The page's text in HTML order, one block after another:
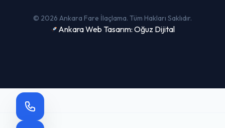
© 2026 Ankara Fare İlaçlama. Tüm Hakları Saklıdır.
Ankara Web Tasarım: Oğuz Dijital